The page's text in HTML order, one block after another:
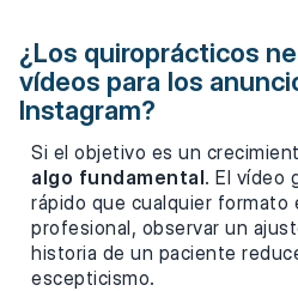
¿Los quiroprácticos
vídeos para los
Instagram?
Si el objetivo es un
algo fundamental. El vídeo
rápido que cualquier formato
profesional, observar un
historia de un paciente
escepticismo.